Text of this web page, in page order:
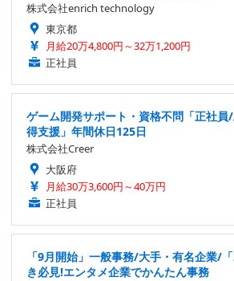
株式会社enrich technology
東京都
月給20万4,800円～32万1,200円
正社員
ゲーム開発サポート・資格不問「正社
得支援」年間休日125日
株式会社Creer
大阪府
月給30万3,600円～40万円
正社員
「9月開始」一般事務/大手・有名企業/
き必見!エンタメ企業でかんたん事務